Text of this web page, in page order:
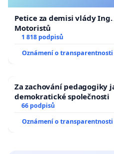
Petice za demisi vlády Ing.
Motoristů
1 818 podpisů
Oznámení o transparentnosti
Za zachování pedagogiky
demokratické společnosti
66 podpisů
Oznámení o transparentnosti